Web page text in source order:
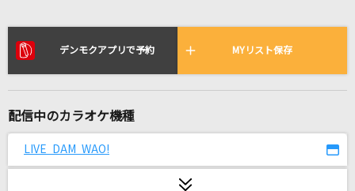
DECO*27
ヨルシカ
デンモクアプリで予約 MYリスト保存
配信中のカラオケ機種
LIVE DAM WAO!